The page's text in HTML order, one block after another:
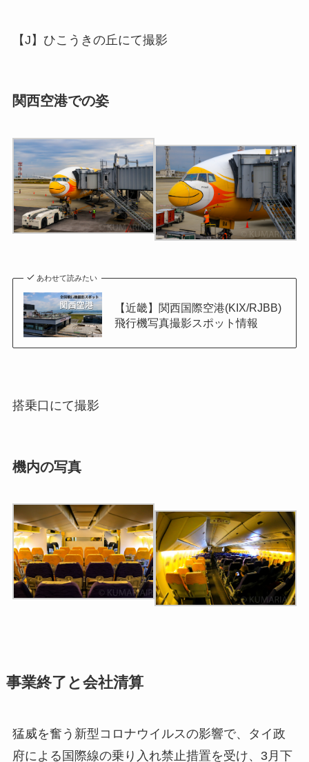
【J】ひこうきの丘にて撮影
関西空港での姿
あわせて読みたい
【近畿】関西国際空港(KIX/RJBB)
飛行機写真撮影スポット情報
搭乗口にて撮影
機内の写真
事業終了と会社清算
猛威を奮う新型コロナウイルスの影響で、タイ政
府による国際線の乗り入れ禁止措置を受け、3月下